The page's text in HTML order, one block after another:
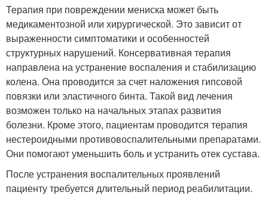
Терапия при повреждении мениска может быть
медикаментозной или хирургической. Это зависит от
выраженности симптоматики и особенностей
структурных нарушений. Консервативная терапия
направлена на устранение воспаления и стабилизацию
колена. Она проводится за счет наложения гипсовой
повязки или эластичного бинта. Такой вид лечения
возможен только на начальных этапах развития
болезни. Кроме этого, пациентам проводится терапия
нестероидными противовоспалительными препаратами.
Они помогают уменьшить боль и устранить отек сустава.
После устранения воспалительных проявлений
пациенту требуется длительный период реабилитации.